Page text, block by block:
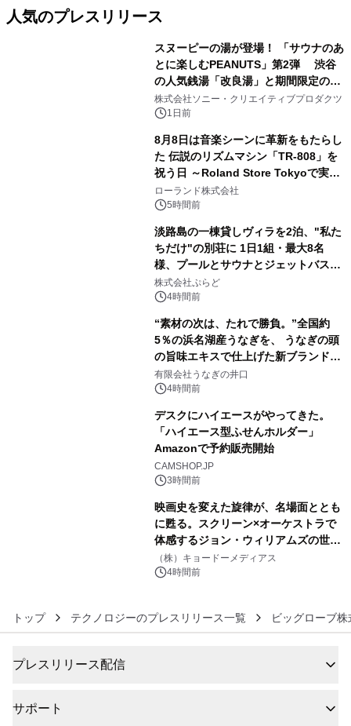
人気のプレスリリース
スヌーピーの湯が登場！ 「サウナのあ
とに楽しむPEANUTS」第2弾 渋谷
の人気銭湯「改良湯」と期間限定のコ
ラボレーション サウナイキタイコラ
ボグッズも発売決定！
株式会社ソニー・クリエイティブプロダクツ
1日前
8月8日は音楽シーンに革新をもたらし
た 伝説のリズムマシン「TR-808」を
祝う日 ～Roland Store Tokyoで実機
を展示しての 記念キャンペーンを開
催 英国ラジオ「NTS」の 特別プログ
アーティストを フィーチャーしたアニ
メーションを公開～
ローランド株式会社
5時間前
淡路島の一棟貸しヴィラを2泊、"私た
ちだけ"の別荘に 1日1組・最大8名
様、プールとサウナとジェットバス付
きで Villa Mon Temps AWAJIの連泊
素泊りプラン
株式会社ぷらど
4時間前
“素材の次は、たれで勝負。”全国約
5％の浜名湖産うなぎを、 うなぎの頭
の旨味エキスで仕上げた新ブランド
「井口の誉」誕生
有限会社うなぎの井口
4時間前
デスクにハイエースがやってきた。
「ハイエース型ふせんホルダー」
Amazonで予約販売開始
CAMSHOP.JP
3時間前
映画史を変えた旋律が、名場面ととも
に甦る。スクリーン×オーケストラで
体感するジョン・ウィリアムズの世
界。ジョン・ウィリアムズ：シネマ・
スペクタキュラー・コンサート 開催決
（株）キョードーメディアス
4時間前
トップ テクノロジーのプレスリリース一覧 ビッグローブ株
プレスリリース配信
サポート